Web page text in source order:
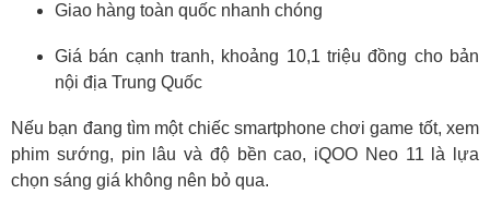
Giao hàng toàn quốc nhanh chóng
Giá bán cạnh tranh, khoảng 10,1 triệu đồng cho bản
nội địa Trung Quốc
Nếu bạn đang tìm một chiếc smartphone chơi game tốt, xem
phim sướng, pin lâu và độ bền cao, iQOO Neo 11 là lựa
chọn sáng giá không nên bỏ qua.